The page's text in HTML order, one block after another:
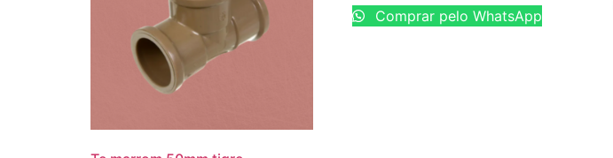
Comprar pelo WhatsApp